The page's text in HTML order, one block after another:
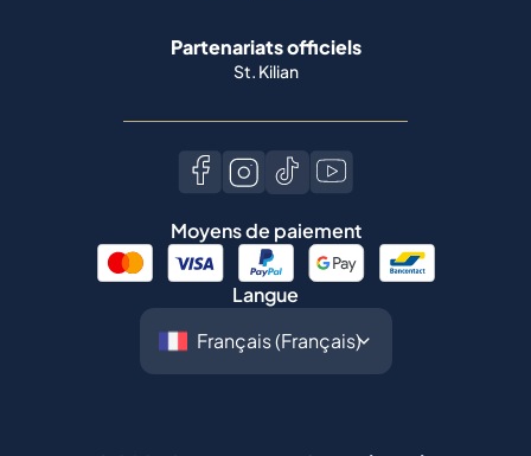
Partenariats officiels
St. Kilian
Moyens de paiement
Langue